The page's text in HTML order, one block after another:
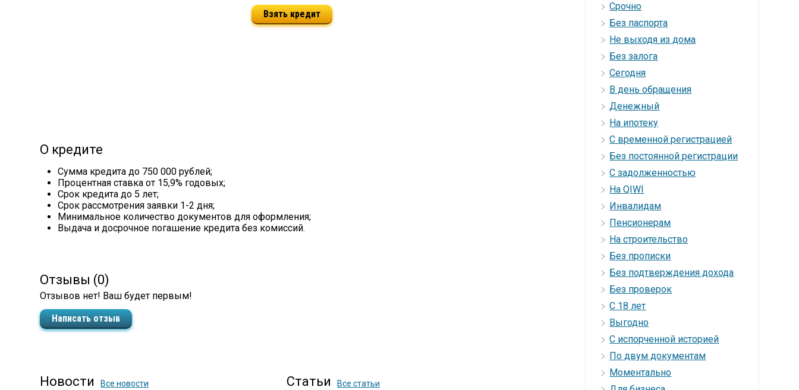
Взять кредит
О кредите
Сумма кредита до 750 000 рублей;
Процентная ставка от 15,9% годовых;
Срок кредита до 5 лет;
Срок рассмотрения заявки 1-2 дня;
Минимальное количество документов для оформления;
Выдача и досрочное погашение кредита без комиссий.
Отзывы (0)
Отзывов нет! Ваш будет первым!
Написать отзыв
Новости Все новости Статьи Все статьи
Cрочно
Без паспорта
Не выходя из дома
Без залога
Сегодня
В день обращения
Денежный
На ипотеку
С временной регистрацией
Без постоянной регистрации
С задолженностью
На QIWI
Инвалидам
Пенсионерам
На строительство
Без прописки
Без подтверждения дохода
Без проверок
С 18 лет
Выгодно
С испорченной историей
По двум документам
Моментально